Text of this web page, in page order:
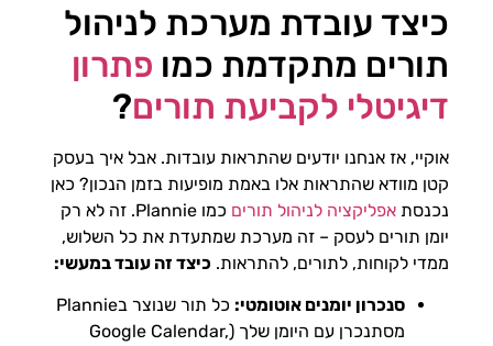
כיצד עובדת מערכת לניהול
תורים מתקדמת כמו פתרון
דיגיטלי לקביעת תורים?
אוקיי, אז אנחנו יודעים שהתראות עובדות. אבל איך בעסק
קטן מוודא שהתראות אלו באמת מופיעות בזמן הנכון? כאן
נכנסת אפליקציה לניהול תורים
כמו Plannie. זה לא רק
יומן תורים לעסק – זה מערכת שמתעדת את כל השלוש,
ממדי לקוחות, לתורים, להתראות. כיצד זה עובד במעשי:
סנכרון יומנים אוטומטי:
כל תור שנוצר בPlannie
מסתנכרן עם היומן שלך (Google Calendar,